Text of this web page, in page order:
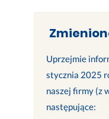
Uprzejmie
stycznia 2025
naszej firmy (z
następujące: